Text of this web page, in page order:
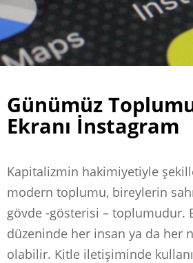
Günümüz
Ekranı İnstagram
Kapitalizmin hakimiyetiyle
modern toplumu, bireylerin
gövde -gösterisi – toplumudur.
düzeninde her insan ya da her
olabilir. Kitle iletişiminde